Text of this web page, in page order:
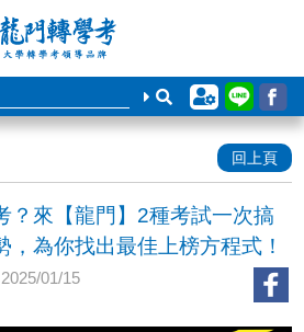
回上頁
？來【龍門】2種考試一次搞
，為你找出最佳上榜方程式！
01/15